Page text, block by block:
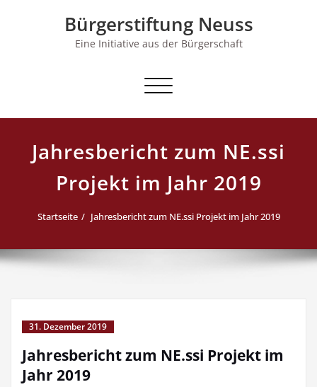
Bürgerstiftung Neuss
Eine Initiative aus der Bürgerschaft
Schalte Navigation
Jahresbericht zum NE.ssi
Projekt im Jahr 2019
Startseite Jahresbericht zum NE.ssi Projekt im Jahr 2019
31. Dezember 2019
Jahresbericht zum NE.ssi Projekt im
Jahr 2019